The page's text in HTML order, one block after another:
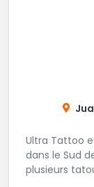
Ultra Tattoo
dans le Sud
plusieurs